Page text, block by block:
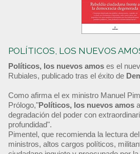
POLÍTICOS, LOS NUEVOS
Políticos, los nuevos amos es el
Rubiales, publicado tras el éxito de
Como afirma el ex ministro Manuel
Prólogo,"Políticos, los nuevos amos
degradación del poder con
profundidad".
Pimentel, que recomienda la lectura
ministros, altos cargos políticos,